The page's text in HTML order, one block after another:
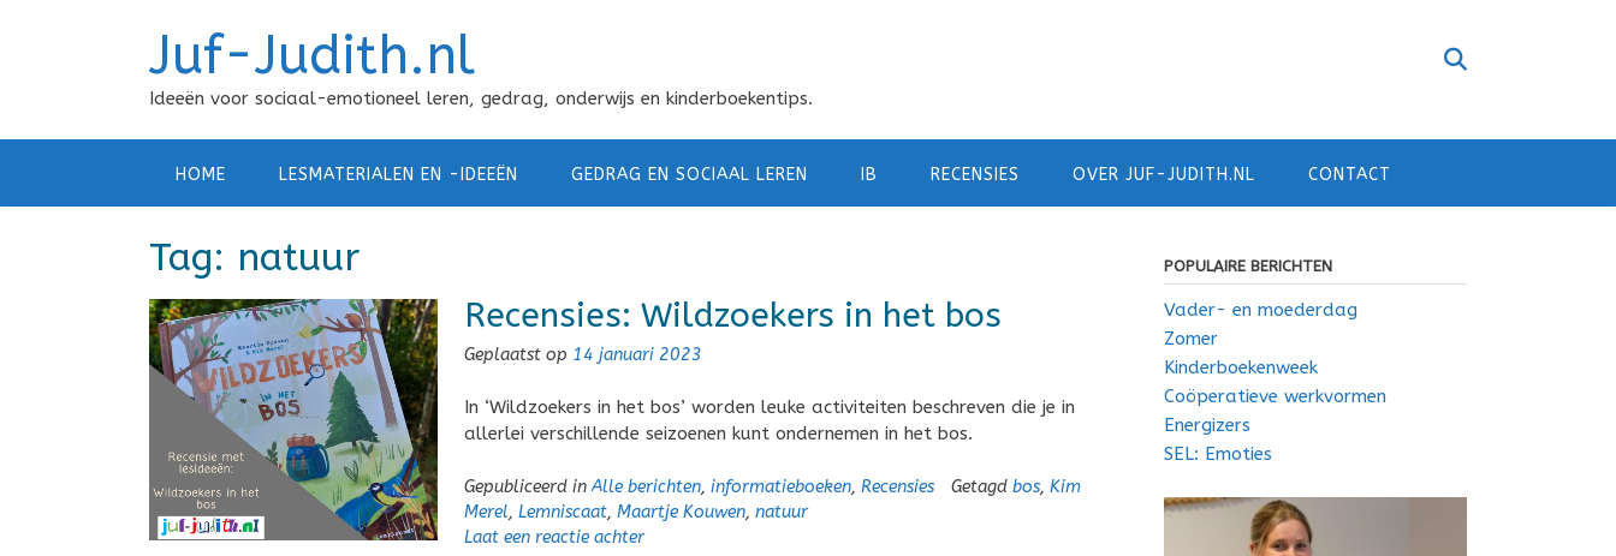
Juf-Judith.nl
Ideeën voor sociaal-emotioneel leren, gedrag, onderwijs en kinderboekentips.
HOME LESMATERIALEN EN -IDEEËN GEDRAG EN SOCIAAL LEREN IB RECENSIES OVER JUF-JUDITH.NL CONTACT
Tag: natuur
Recensies: Wildzoekers in het bos
Geplaatst op 14 januari 2023
In ‘Wildzoekers in het bos’ worden leuke activiteiten beschreven die je in
allerlei verschillende seizoenen kunt ondernemen in het bos.
Gepubliceerd inAlle berichten, informatieboeken, Recensies Getagd bos, Kim
Merel, Lemniscaat, Maartje Kouwen, natuur
Laat een reactie achter
POPULAIRE BERICHTEN
Vader- en moederdag
Zomer
Kinderboekenweek
Coöperatieve werkvormen
Energizers
SEL: Emoties